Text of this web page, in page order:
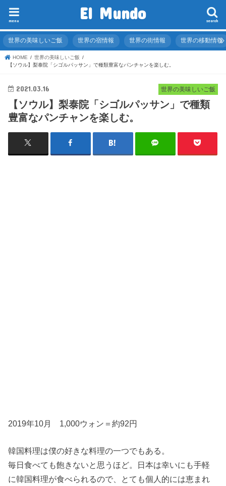
El Mundo search
menu
世界の美味しいご飯 世界の宿情報 世界の街情報 世界の移動情報
HOME
世界の美味しいご飯
【ソウル】梨泰院「シゴルパッサン」で種類豊富なパンチャンを楽しむ。
世界の美味しいご飯
2021.03.16
【ソウル】梨泰院「シゴルパッサン」で種類
豊富なパンチャンを楽しむ。
2019年10月 1,000ウォン＝約92円
韓国料理は僕の好きな料理の一つでもある。
毎日食べても飽きないと思うほど。日本は幸いにも手軽
に韓国料理が食べられるので、とても個人的には恵まれ